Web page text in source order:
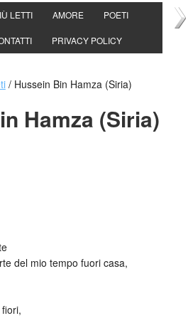
LETTI AMORE POETI
PRIVACY POLICY
/Hussein Bin Hamza (Siria)
Hamza (Siria)
del mio tempo fuori casa,